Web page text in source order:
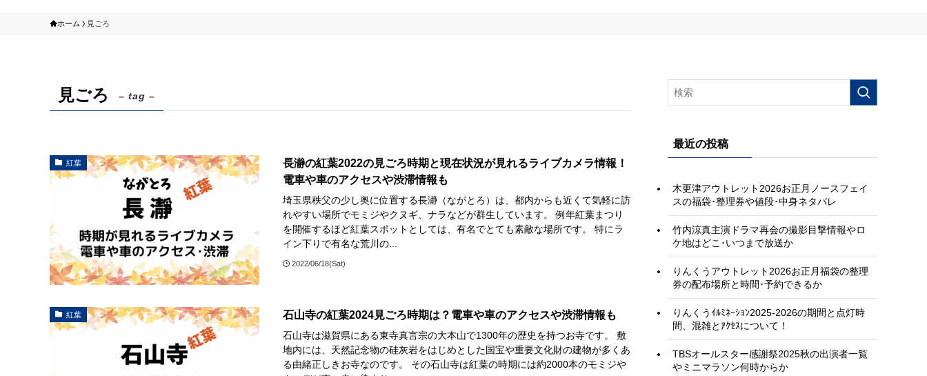
ホーム 見ごろ
見ごろ – tag –
紅葉
長瀞の紅葉2022の見ごろ時期と現在状況が見れるライブカメラ情報！
電車や車のアクセスや渋滞情報も
埼玉県秩父の少し奥に位置する長瀞（ながとろ）は、都内からも近くて気軽に訪
れやすい場所でモミジやクヌギ、ナラなどが群生しています。 例年紅葉まつり
を開催するほど紅葉スポットとしては、有名でとても素敵な場所です。 特にラ
イン下りで有名な荒川の...
2022/06/18(Sat)
紅葉 石山寺の紅葉2024見ごろ時期は？電車や車のアクセスや渋滞情報も
石山寺は滋賀県にある東寺真言宗の大本山で1300年の歴史を持つお寺です。 敷
地内には、天然記念物の硅灰岩をはじめとした国宝や重要文化財の建物が多くあ
る由緒正しきお寺なのです。 その石山寺は紅葉の時期には約2000本のモミジや
最近の投稿
木更津アウトレット2026お正月ノースフェイ
スの福袋･整理券や値段･中身ネタバレ
竹内涼真主演ドラマ再会の撮影目撃情報やロ
ケ地はどこ･いつまで放送か
りんくうアウトレット2026お正月福袋の整理
券の配布場所と時間･予約できるか
りんくうｲﾙﾐﾈｰｼｮﾝ2025-2026の期間と点灯時
間、混雑とｱｸｾｽについて！
TBSオールスター感謝祭2025秋の出演者一覧
やミニマラソン何時からか